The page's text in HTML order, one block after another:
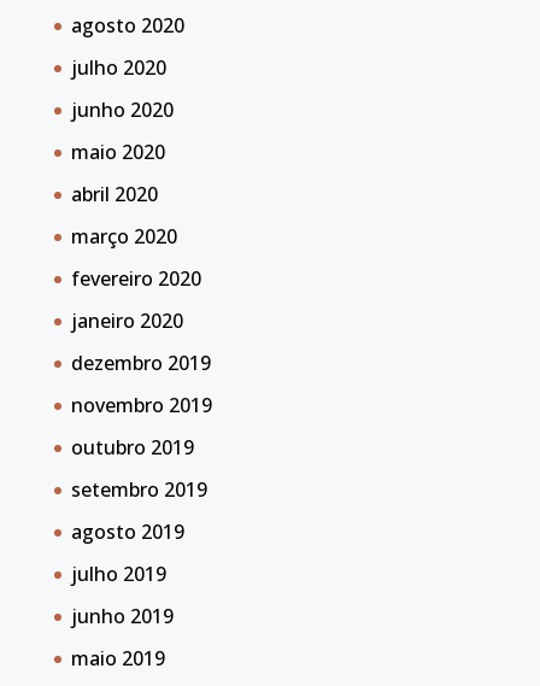
agosto 2020
julho 2020
junho 2020
maio 2020
abril 2020
março 2020
fevereiro 2020
janeiro 2020
dezembro 2019
novembro 2019
outubro 2019
setembro 2019
agosto 2019
julho 2019
junho 2019
maio 2019